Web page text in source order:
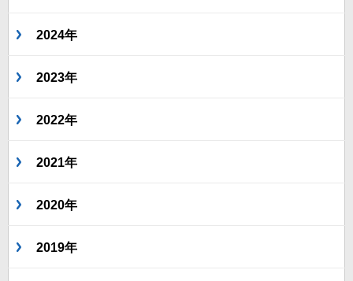
2024年
2023年
2022年
2021年
2020年
2019年